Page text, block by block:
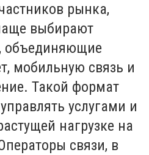
рынка,
выбирают
объединяющие
мобильную связь и
Такой формат
услугами и
нагрузке на
связи, в